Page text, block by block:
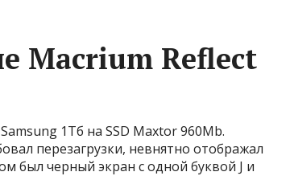
Macrium Reflect
1Тб на SSD Maxtor 960Mb.
перезагрузки, невнятно отображал
был черный экран с одной буквой J и